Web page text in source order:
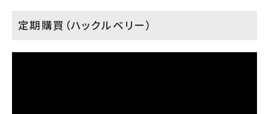
定期購買（ハックルベリー）